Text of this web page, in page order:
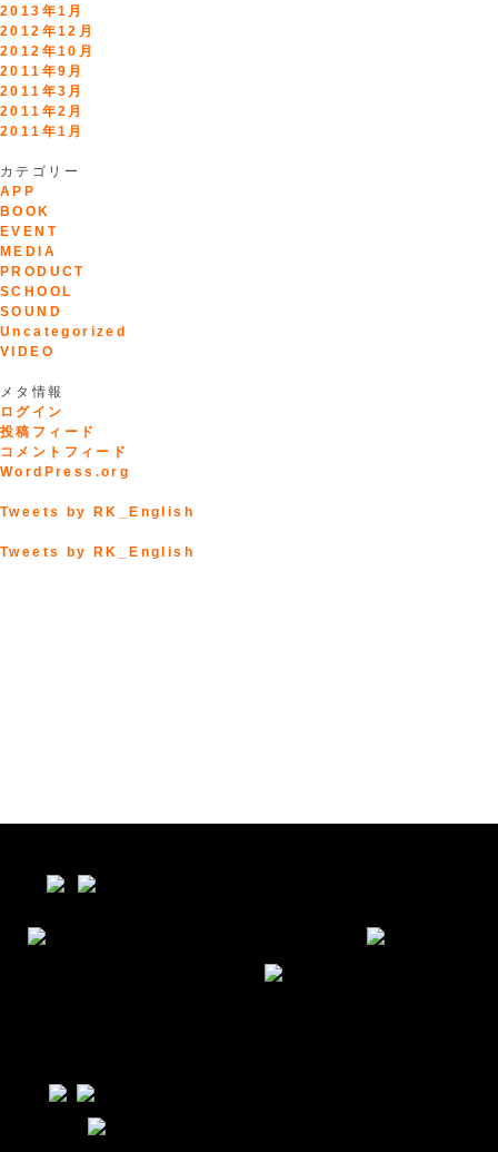
2013年1月
2012年12月
2012年10月
2011年9月
2011年3月
2011年2月
2011年1月
カテゴリー
APP
BOOK
EVENT
MEDIA
PRODUCT
SCHOOL
SOUND
Uncategorized
VIDEO
メタ情報
ログイン
投稿フィード
コメントフィード
WordPress.org
Tweets by RK_English
Tweets by RK_English